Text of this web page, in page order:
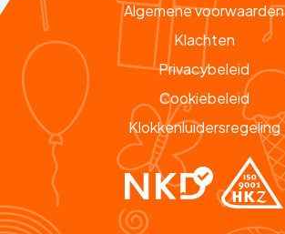
Algemene voorwaarden
Klachten
Privacybeleid
Cookiebeleid
Klokkenluidersregeling